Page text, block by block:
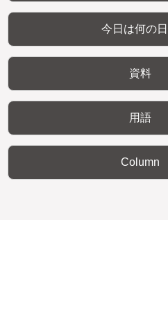
今日は何の日
資料
用語
Column